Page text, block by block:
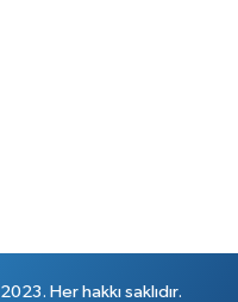
Her hakkı saklıdır.